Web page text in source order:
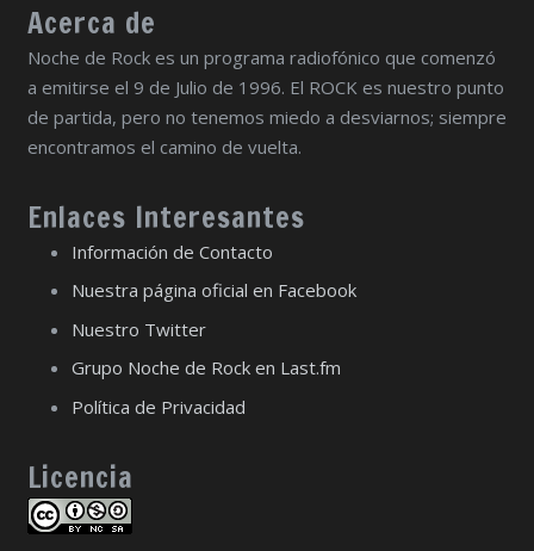
Acerca de
Noche de Rock es un programa radiofónico que comenzó
a emitirse el 9 de Julio de 1996. El ROCK es nuestro punto
de partida, pero no tenemos miedo a desviarnos; siempre
encontramos el camino de vuelta.
Enlaces Interesantes
Información de Contacto
Nuestra página oficial en Facebook
Nuestro Twitter
Grupo Noche de Rock en Last.fm
Política de Privacidad
Licencia